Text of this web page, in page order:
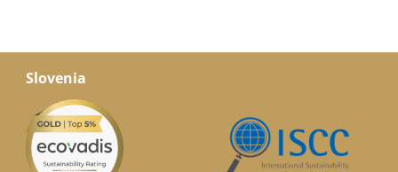
Slovenia